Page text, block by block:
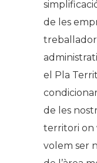
de les
el Pla
de les
territori on
volem ser